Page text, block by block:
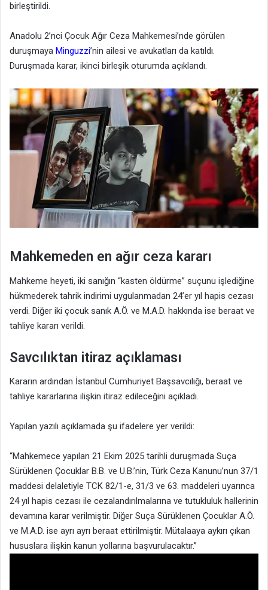
birleştirildi.
Anadolu 2’nci Çocuk Ağır Ceza Mahkemesi’nde görülen
duruşmaya Minguzzi’nin ailesi ve avukatları da katıldı.
Duruşmada karar, ikinci birleşik oturumda açıklandı.
Mahkemeden en ağır ceza kararı
Mahkeme heyeti, iki sanığın “kasten öldürme” suçunu işlediğine
hükmederek tahrik indirimi uygulanmadan 24’er yıl hapis cezası
verdi. Diğer iki çocuk sanık A.Ö. ve M.A.D. hakkında ise beraat ve
tahliye kararı verildi.
Savcılıktan itiraz açıklaması
Kararın ardından İstanbul Cumhuriyet Başsavcılığı, beraat ve
tahliye kararlarına ilişkin itiraz edileceğini açıkladı.
Yapılan yazılı açıklamada şu ifadelere yer verildi:
“Mahkemece yapılan 21 Ekim 2025 tarihli duruşmada Suça
Sürüklenen Çocuklar B.B. ve U.B.’nin, Türk Ceza Kanunu’nun 37/1
maddesi delaletiyle TCK 82/1-e, 31/3 ve 63. maddeleri uyarınca
24 yıl hapis cezası ile cezalandırılmalarına ve tutukluluk hallerinin
devamına karar verilmiştir. Diğer Suça Sürüklenen Çocuklar A.Ö.
ve M.A.D. ise ayrı ayrı beraat ettirilmiştir. Mütalaaya aykırı çıkan
hususlara ilişkin kanun yollarına başvurulacaktır.”